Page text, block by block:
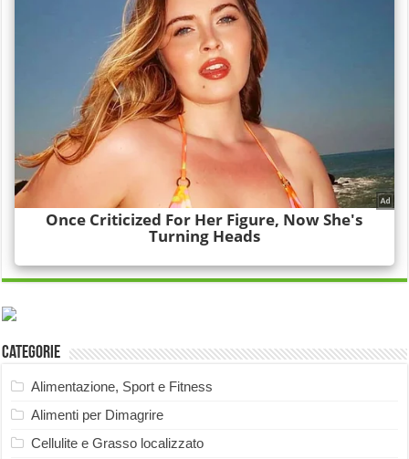
Categorie
Alimentazione, Sport e Fitness
Alimenti per Dimagrire
Cellulite e Grasso localizzato